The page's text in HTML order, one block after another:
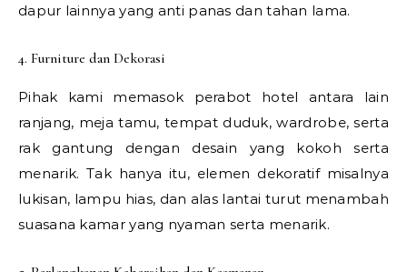
dapur lainnya yang anti panas dan tahan lama.
4. Furniture dan Dekorasi
Pihak kami memasok perabot hotel antara lain
ranjang, meja tamu, tempat duduk, wardrobe, serta
rak gantung dengan desain yang kokoh serta
menarik. Tak hanya itu, elemen dekoratif misalnya
lukisan, lampu hias, dan alas lantai turut menambah
suasana kamar yang nyaman serta menarik.